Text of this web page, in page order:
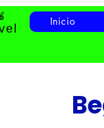
Inicio